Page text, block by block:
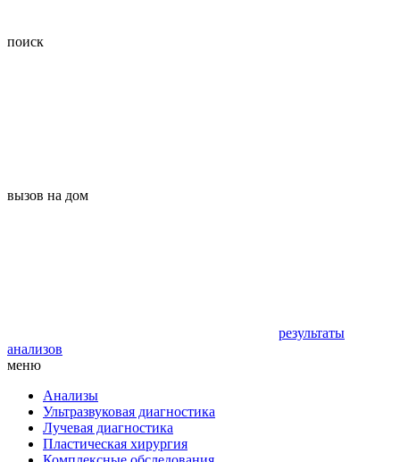
поиск
вызов на дом
результаты
анализов
меню
Анализы
Ультразвуковая диагностика
Лучевая диагностика
Пластическая хирургия